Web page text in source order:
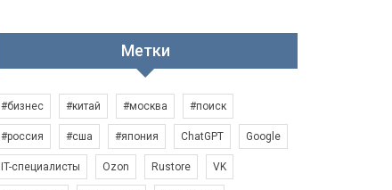
Метки
#бизнес #китай #москва #поиск
#россия #сша #япония ChatGPT Google
IT-специалисты Ozon Rustore VK